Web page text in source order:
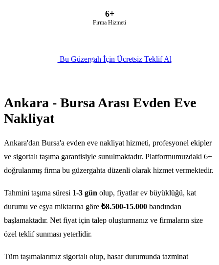
6+
Firma Hizmeti
Bu Güzergah İçin Ücretsiz Teklif Al
Ankara - Bursa Arası Evden Eve
Nakliyat
Ankara'dan Bursa'a evden eve nakliyat hizmeti, profesyonel ekipler
ve sigortalı taşıma garantisiyle sunulmaktadır. Platformumuzdaki 6+
doğrulanmış firma bu güzergahta düzenli olarak hizmet vermektedir.
Tahmini taşıma süresi 1-3 gün olup, fiyatlar ev büyüklüğü, kat
durumu ve eşya miktarına göre ₺8.500-15.000 bandından
başlamaktadır. Net fiyat için talep oluşturmanız ve firmaların size
özel teklif sunması yeterlidir.
Tüm taşımalarımız sigortalı olup, hasar durumunda tazminat